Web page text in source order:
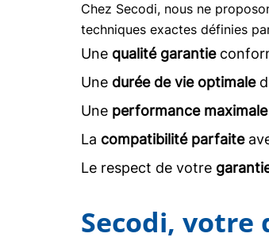
Chez Secodi, nous ne
techniques exactes définies
Une qualité garantie
Une durée de vie optimale
Une performance maximale
La compatibilité parfaite
Le respect de votre
Secodi,